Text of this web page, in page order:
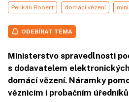
Pelikán Robert domácí vězení
ODEBÍRAT TÉMA
Ministerstvo spravedlnosti
s dodavatelem
domácí vězení. Náramky
věznicím i probačním